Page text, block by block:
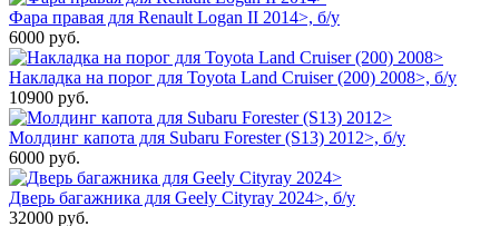
Фара правая для Renault Logan II 2014>, б/у
6000 руб.
Накладка на порог для Toyota Land Cruiser (200) 2008>, б/у
10900 руб.
Молдинг капота для Subaru Forester (S13) 2012>, б/у
6000 руб.
Дверь багажника для Geely Cityray 2024>, б/у
32000 руб.